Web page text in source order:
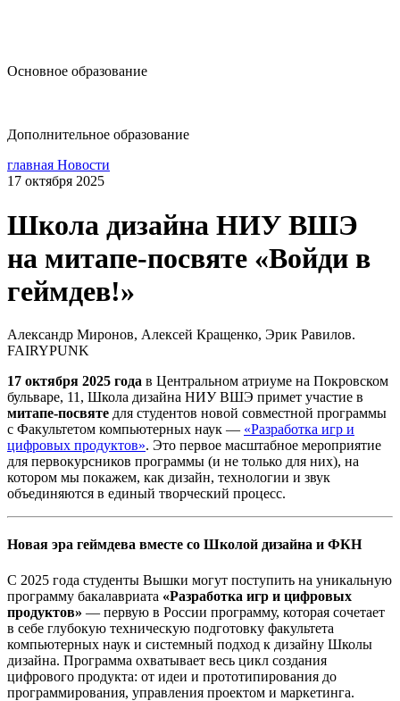
Основное образование
Дополнительное образование
главная Новости
17 октября 2025
Школа дизайна НИУ ВШЭ
на митапе-посвяте «Войди в
геймдев!»
Александр Миронов, Алексей Кращенко, Эрик Равилов.
FAIRYPUNK
17 октября 2025 года в Центральном атриуме на Покровском
бульваре, 11, Школа дизайна НИУ ВШЭ примет участие в
митапе-посвяте для студентов новой совместной программы
с Факультетом компьютерных наук — «Разработка игр и
цифровых продуктов». Это первое масштабное мероприятие
для первокурсников программы (и не только для них), на
котором мы покажем, как дизайн, технологии и звук
объединяются в единый творческий процесс.
Новая эра геймдева вместе со Школой дизайна и ФКН
С 2025 года студенты Вышки могут поступить на уникальную
программу бакалавриата «Разработка игр и цифровых
продуктов» — первую в России программу, которая сочетает
в себе глубокую техническую подготовку факультета
компьютерных наук и системный подход к дизайну Школы
дизайна. Программа охватывает весь цикл создания
цифрового продукта: от идеи и прототипирования до
программирования, управления проектом и маркетинга.